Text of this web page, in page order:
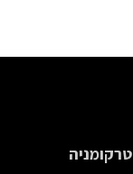
טרקומניה